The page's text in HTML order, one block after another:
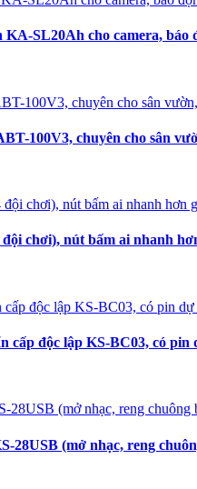
SL20Ah cho camera, báo
100V3, chuyên cho sân
chơi), nút bấm ai nhanh
cấp độc lập KS-BC03, có pin
28USB (mở nhạc, reng